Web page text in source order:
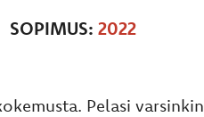
SOPIMUS: 2022
Pelasi varsinkin